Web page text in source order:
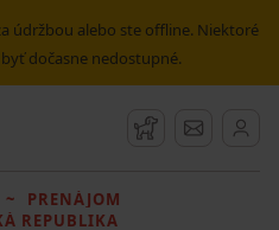
údržbou alebo ste offline. Niektoré
dočasne nedostupné.
Strážny pes
Správy
PRENÁJOM
REPUBLIKA